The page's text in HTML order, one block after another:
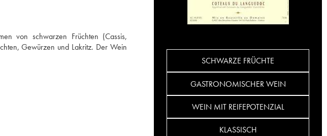
von schwarzen Früchten (Cassis,
Gewürzen und Lakritz. Der Wein
SCHWARZE FRÜCHTE
GASTRONOMISCHER WEIN
WEIN MIT REIFEPOTENZIAL
KLASSISCH